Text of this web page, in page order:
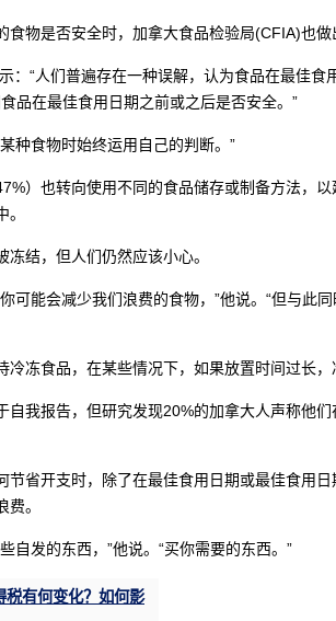
物是否安全时，加拿大食品检验局(CFIA)也做
：“人们普遍存在一种误解，认为食品在最佳食
品在最佳食用日期之前或之后是否安全。”
种食物时始终运用自己的判断。”
）也转向使用不同的食品储存或制备方法，
结，但人们仍然应该小心。
可能会减少我们浪费的食物，”他说。“但与此
冻食品，在某些情况下，如果放置时间过长，
自我报告，但研究发现20%的加拿大人声称他
节省开支时，除了在最佳食用日期或最佳食用
。
自发的东西，”他说。“买你需要的东西。”
有何变化？如何影